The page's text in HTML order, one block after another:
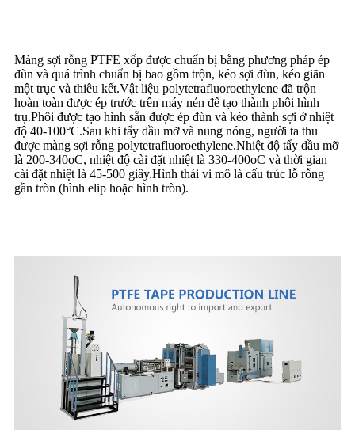
Màng sợi rỗng PTFE xốp được chuẩn bị bằng phương pháp ép
đùn và quá trình chuẩn bị bao gồm trộn, kéo sợi đùn, kéo giãn
một trục và thiêu kết.Vật liệu polytetrafluoroethylene đã trộn
hoàn toàn được ép trước trên máy nén để tạo thành phôi hình
trụ.Phôi được tạo hình sẵn được ép đùn và kéo thành sợi ở nhiệt
độ 40-100°C.Sau khi tẩy dầu mỡ và nung nóng, người ta thu
được màng sợi rỗng polytetrafluoroethylene.Nhiệt độ tẩy dầu mỡ
là 200-340oC, nhiệt độ cài đặt nhiệt là 330-400oC và thời gian
cài đặt nhiệt là 45-500 giây.Hình thái vi mô là cấu trúc lỗ rỗng
gần tròn (hình elip hoặc hình tròn).